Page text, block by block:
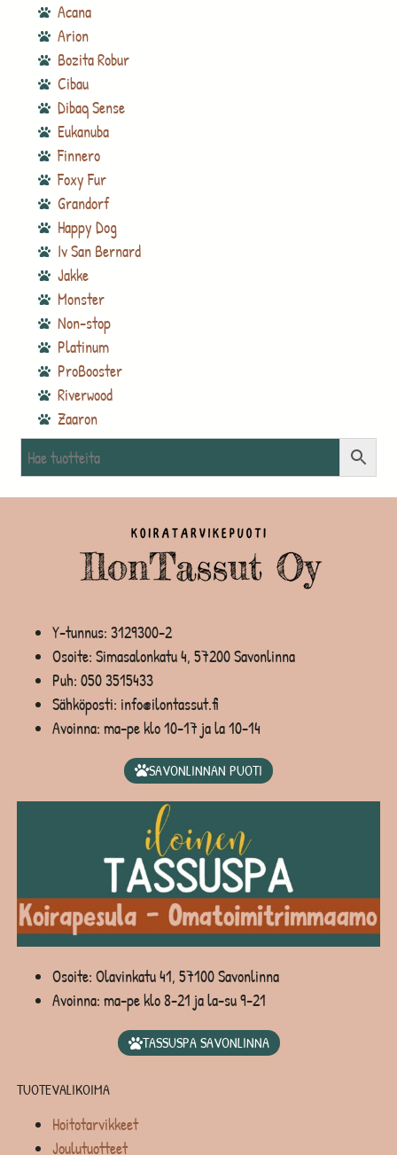
Acana
Arion
Bozita Robur
Cibau
Dibaq Sense
Eukanuba
Finnero
Foxy Fur
Grandorf
Happy Dog
Iv San Bernard
Jakke
Monster
Non-stop
Platinum
ProBooster
Riverwood
Zaaron
Y-tunnus: 3129300-2
Osoite: Simasalonkatu 4, 57200 Savonlinna
Puh: 050 3515433
Sähköposti: info@ilontassut.fi
Avoinna: ma-pe klo 10-17 ja la 10-14
SAVONLINNAN PUOTI
Osoite: Olavinkatu 41, 57100 Savonlinna
Avoinna: ma-pe klo 8-21 ja la-su 9-21
TASSUSPA SAVONLINNA
TUOTEVALIKOIMA
Hoitotarvikkeet
Joulutuotteet